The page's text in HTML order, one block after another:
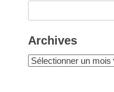
Archives
Archives